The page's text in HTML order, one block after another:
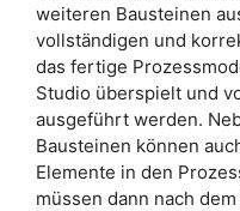
weiteren Bausteinen
vollständigen und
das fertige
Studio überspielt und
ausgeführt werden.
Bausteinen können
Elemente in den
müssen dann nach